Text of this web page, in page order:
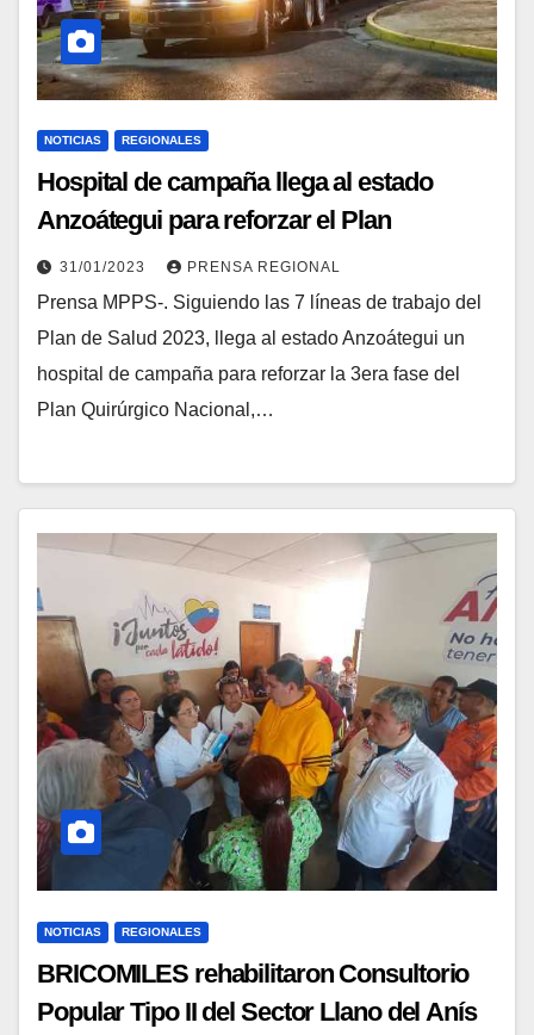
NOTICIAS REGIONALES
Hospital de campaña llega al estado
Anzoátegui para reforzar el Plan
Quirúrgico
31/01/2023 PRENSA REGIONAL
Prensa MPPS-. Siguiendo las 7 líneas de trabajo del
Plan de Salud 2023, llega al estado Anzoátegui un
hospital de campaña para reforzar la 3era fase del
Plan Quirúrgico Nacional,…
NOTICIAS REGIONALES
BRICOMILES rehabilitaron Consultorio
Popular Tipo II del Sector Llano del Anís